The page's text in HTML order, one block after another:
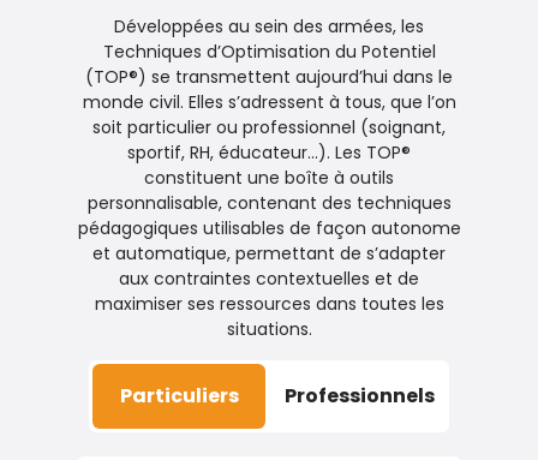
Développées au sein des armées, les
Techniques d’Optimisation du Potentiel
(TOP®) se transmettent aujourd’hui dans le
monde civil. Elles s’adressent à tous, que l’on
soit particulier ou professionnel (soignant,
sportif, RH, éducateur…). Les TOP®
constituent une boîte à outils
personnalisable, contenant des techniques
pédagogiques utilisables de façon autonome
et automatique, permettant de s’adapter
aux contraintes contextuelles et de
maximiser ses ressources dans toutes les
situations.
Particuliers Professionnels